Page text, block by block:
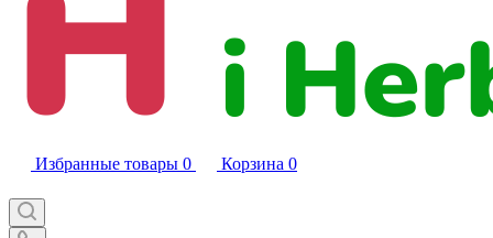
Избранные товары 0 Корзина 0